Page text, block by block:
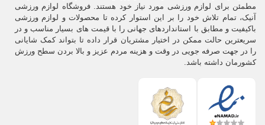
مطمئن برای لوازم ورزشی مورد نیاز خود هستند. فروشگاه لوازم ورزشی
آنیک، تمام تلاش خود را بر این استوار کرده تا محصولات و لوازم ورزشی
باکیفیت و مطابق با استانداردهای جهانی را با قیمت های بسیار مناسب و در
سریعترین حالت ممکن در اختیار مشتریان قرار داده تا بتواند کمک شایانی
را در جهت صرفه جویی در وقت و هزینه مردم عزیز و بالا بردن سطح ورزش
کشورمان داشته باشد.